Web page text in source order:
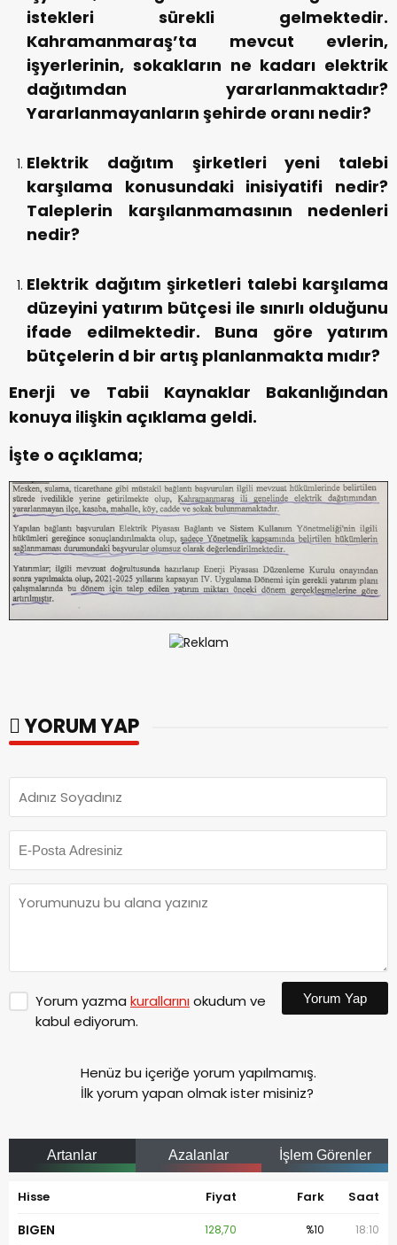
istekleri sürekli gelmektedir.
Kahramanmaraş’ta mevcut evlerin,
işyerlerinin, sokakların ne kadarı elektrik
dağıtımdan yararlanmaktadır?
Yararlanmayanların şehirde oranı nedir?
Elektrik dağıtım şirketleri yeni talebi
karşılama konusundaki inisiyatifi nedir?
Taleplerin karşılanmamasının nedenleri
nedir?
Elektrik dağıtım şirketleri talebi karşılama
düzeyini yatırım bütçesi ile sınırlı olduğunu
ifade edilmektedir. Buna göre yatırım
bütçelerin d bir artış planlanmakta mıdır?
Enerji ve Tabii Kaynaklar Bakanlığından
konuya ilişkin açıklama geldi.
İşte o açıklama;
YORUM YAP
Yorum yazma kurallarınıokudum ve
kabul ediyorum.
Yorum Yap
Henüz bu içeriğe yorum yapılmamış.
İlk yorum yapan olmak ister misiniz?
Artanlar Azalanlar İşlem Görenler
Hisse Fiyat Fark Saat
BIGEN 128,70 %10 18:10